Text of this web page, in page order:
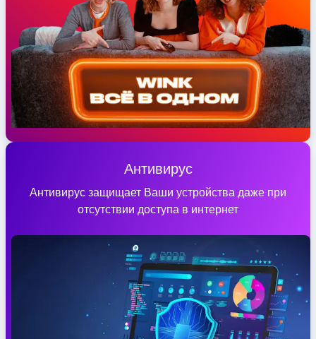
Антивирус
Антивирус защищает Ваши устройства даже при
отсутствии доступа в интернет